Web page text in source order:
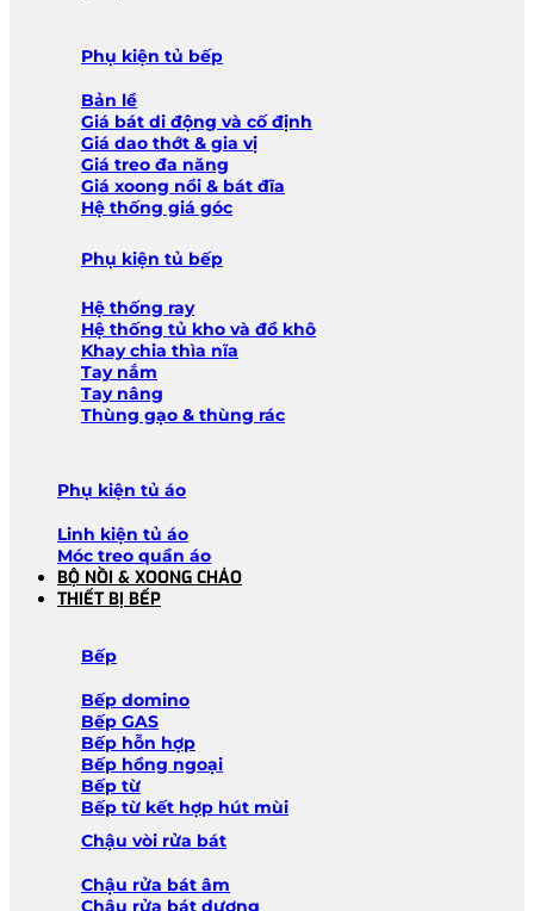
Phụ kiện tủ bếp
Bản lề
Giá bát di động và cố định
Giá dao thớt & gia vị
Giá treo đa năng
Giá xoong nồi & bát đĩa
Hệ thống giá góc
Phụ kiện tủ bếp
Hệ thống ray
Hệ thống tủ kho và đồ khô
Khay chia thìa nĩa
Tay nắm
Tay nâng
Thùng gạo & thùng rác
Phụ kiện tủ áo
Linh kiện tủ áo
Móc treo quần áo
BỘ NỒI & XOONG CHẢO
THIẾT BỊ BẾP
Bếp
Bếp domino
Bếp GAS
Bếp hỗn hợp
Bếp hồng ngoại
Bếp từ
Bếp từ kết hợp hút mùi
Chậu vòi rửa bát
Chậu rửa bát âm
Chậu rửa bát dương